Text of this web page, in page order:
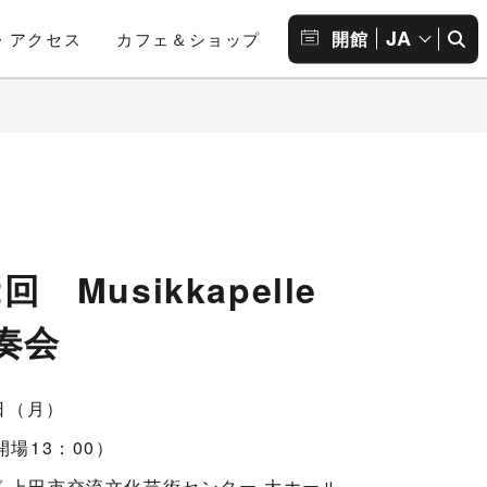
アクセス カフェ＆ショップ 開館 JA
回 Musikkapelle
会
月）
13：00）